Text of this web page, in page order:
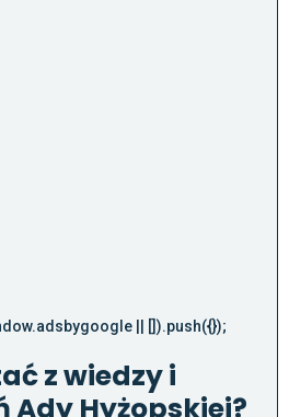
|| []).push({});
z wiedzy i
Ady Hyżopskiej?